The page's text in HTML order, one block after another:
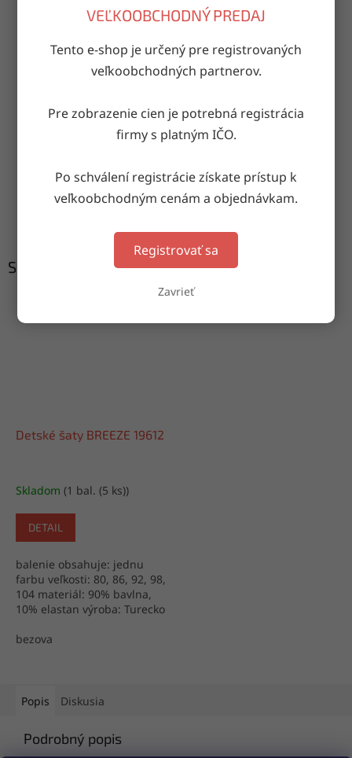
VEĽKOOBCHODNÝ PREDAJ
Tento e-shop je určený pre registrovaných
veľkoobchodných partnerov.
Pre zobrazenie cien je potrebná registrácia
firmy s platným IČO.
Po schválení registrácie získate prístup k
veľkoobchodným cenám a objednávkam.
Registrovať sa
Zavrieť
OPÝTAŤ SA ZDIEĽAŤ
Doručenie do druhého dňa
Garancia doručenia
Súvisiaci tovar
Detské šaty BREEZE 19612
Skladom (1 bal. (5 ks))
DETAIL
balenie obsahuje: jednu
farbu veľkosti: 80, 86, 92, 98,
104 materiál: 90% bavlna,
10% elastan výroba: Turecko
bezova
Popis Diskusia
Podrobný popis